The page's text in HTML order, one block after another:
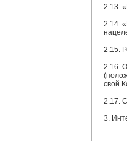
2.13.
2.14.
2.15.
2.16.
свой
2.17.
3.